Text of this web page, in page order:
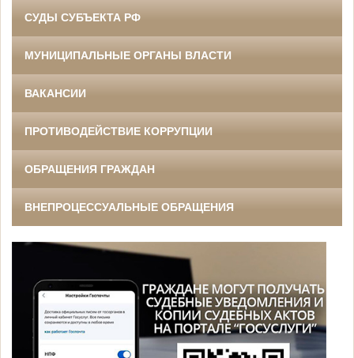
СУДЫ СУБЪЕКТА РФ
МУНИЦИПАЛЬНЫЕ ОРГАНЫ ВЛАСТИ
ВАКАНСИИ
ПРОТИВОДЕЙСТВИЕ КОРРУПЦИИ
ОБРАЩЕНИЯ ГРАЖДАН
ВНЕПРОЦЕССУАЛЬНЫЕ ОБРАЩЕНИЯ